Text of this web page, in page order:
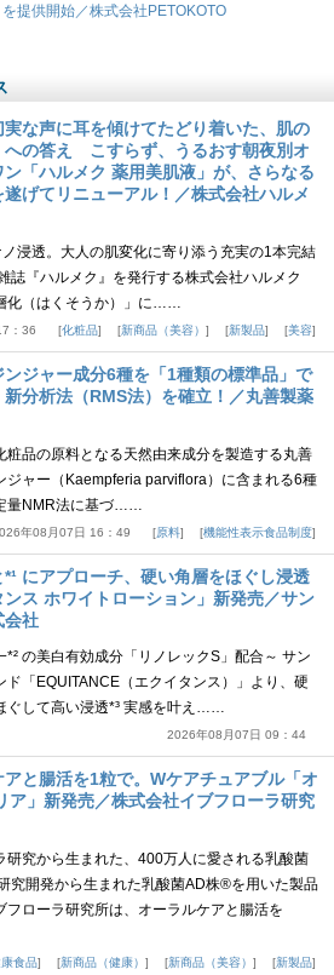
提供開始／株式会社PETOKOTO
実な声に耳を傾けてたどり着いた、肌の
への答え こすらず、うるおす朝夜別オ
ン「ハルメク 薬用美肌液」が、さらなる
げてリニューアル！／株式会社ハルメ
浸透。大人の肌変化に寄り添う充実の1本完結
『ハルメク』を発行する株式会社ハルメク
化（はくそうか）」に……
：36 化粧品 新商品（美容） 新製品 美容
ンジャー成分6種を「1種類の標準品」で
新分析法（RMS法）を確立！／丸善製薬
粧品の原料となる天然由来成分を製造する丸善
ジャー（Kaempferia parviflora）に含まれる6種
量NMR法に基づ……
年08月07日 16：49 原料 機能性表示食品制度
*¹ にアプローチ、硬い角層をほぐし浸透
ンス ホワイトローション」新発売／サン
会社
*² の美白有効成分「リノレックS」配合～ サン
「EQUITANCE（エクイタンス）」より、硬
ぐして高い浸透*³ 実感を叶え……
2026年08月07日 09：44
アと腸活を1粒で。Wケアチュアブル「オ
ア」新発売／株式会社イブフローラ研究
研究から生まれた、400万人に愛される乳酸菌
究開発から生まれた乳酸菌AD株®を用いた製品
ローラ研究所は、オーラルケアと腸活を
食品 新商品（健康） 新商品（美容） 新製品